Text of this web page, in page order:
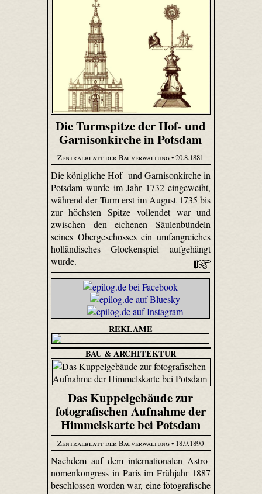
Die Turmspitze der Hof- und
Garnisonkirche in Potsdam
Zentralblatt der Bauverwaltung• 20.8.1881
Die königliche Hof- und Garnisonkirche in
Potsdam wurde im Jahr 1732 eingeweiht,
während der Turm erst im August 1735 bis
zur höchsten Spitze vollendet war und
zwischen den eichenen Säulenbündeln
seines Obergeschosses ein umfangreiches
holländisches Glockenspiel aufgehängt
wurde.
REKLAME
BAU & ARCHITEKTUR
Das Kuppelgebäude zur
fotografischen Aufnahme der
Himmelskarte bei Potsdam
Zentralblatt der Bauverwaltung• 18.9.1890
Nachdem auf dem internationalen Astro­
nomen­kongress in Paris im Frühjahr 1887
beschlossen worden war, eine fotografische